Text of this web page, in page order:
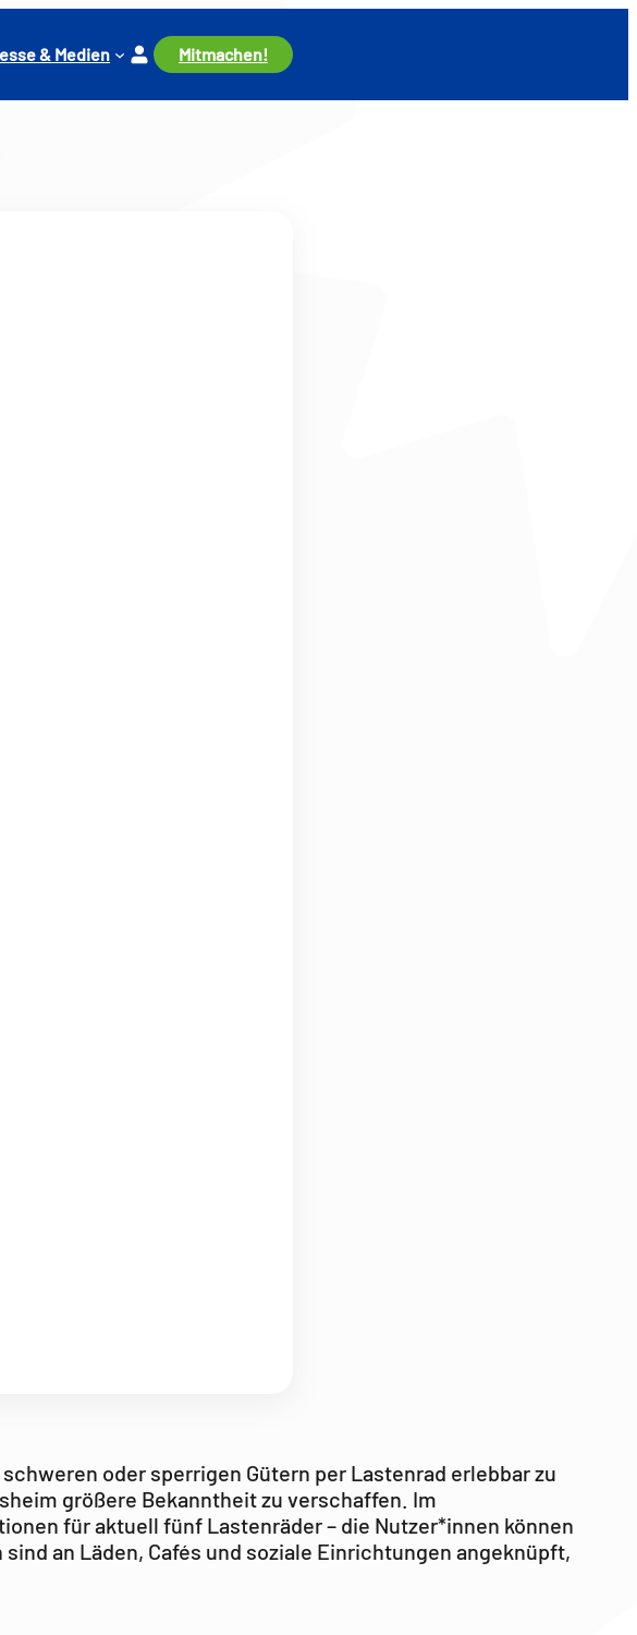
& Medien
Ko
o
Mitmachen!
oder sperrigen Gütern per Lastenrad erlebbar zu
größere Bekanntheit zu verschaffen. Im
für aktuell fünf Lastenräder – die Nutzer*innen können
an Läden, Cafés und soziale Einrichtungen angeknüpft,